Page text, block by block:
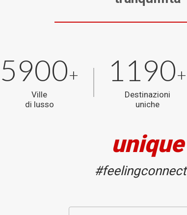
5900+
Ville
di lusso
1190+
Destinazioni
uniche
unique